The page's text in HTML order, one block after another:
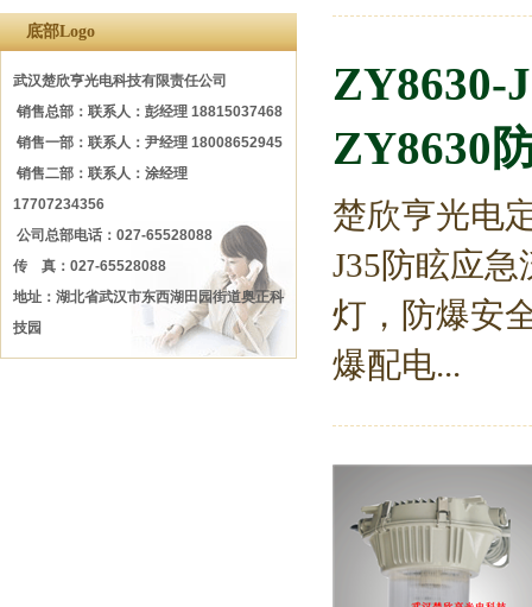
底部Logo
武汉楚欣亨光电科技有限责任公司
销售总部：联系人：彭经理 18815037468
销售一部：联系人：尹经理 18008652945
销售二部：联系人：涂经理
17707234356
公司总部电话：027-65528088
传 真：027-65528088
地址：湖北省武汉市东西湖田园街道奥正科
技园
ZY8630-
ZY8630
楚欣亨光电
J35防眩应
灯，防爆安
爆配电...